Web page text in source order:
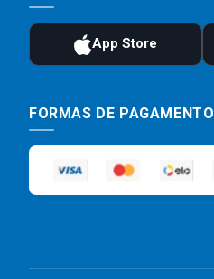
FORMAS DE PAGAMENTO